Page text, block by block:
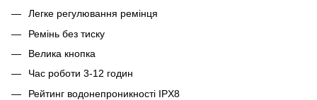
Легке регулювання ремінця
Ремінь без тиску
Велика кнопка
Час роботи 3-12 годин
Рейтинг водонепроникності IPX8